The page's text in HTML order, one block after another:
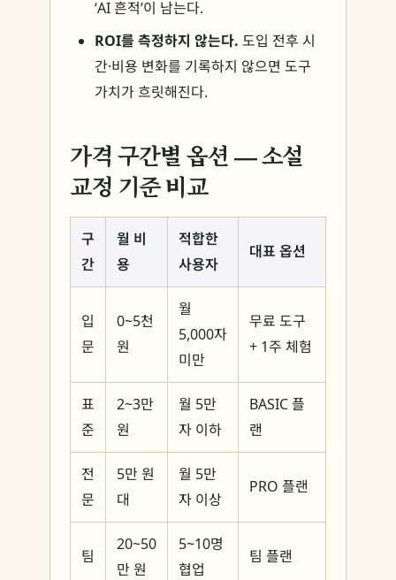
‘AI 흔적’이 남는다.
ROI를 측정하지 않는다. 도입 전후 시
간·비용 변화를 기록하지 않으면 도구
가치가 흐릿해진다.
가격 구간별 옵션 — 소설
교정 기준 비교
구
간
월 비
용
적합한
사용자
대표 옵션
입
문
0~5천
원
월
5,000자
미만
무료 도구
+ 1주 체험
표
준
2~3만
원
월 5만
자 이하
BASIC 플
랜
전
문
5만 원
대
월 5만
자 이상
PRO 플랜
팀
20~50
만 원
5~10명
협업
팀 플랜